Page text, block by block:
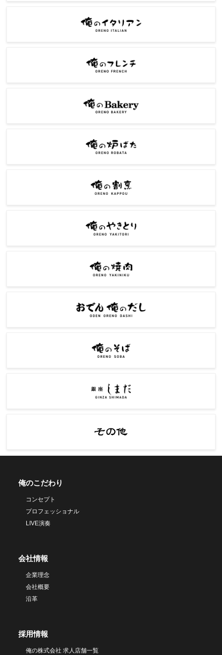
俺のこだわり
コンセプト
プロフェッショナル
LIVE演奏
会社情報
企業理念
会社概要
沿革
採用情報
俺の株式会社 求人店舗一覧